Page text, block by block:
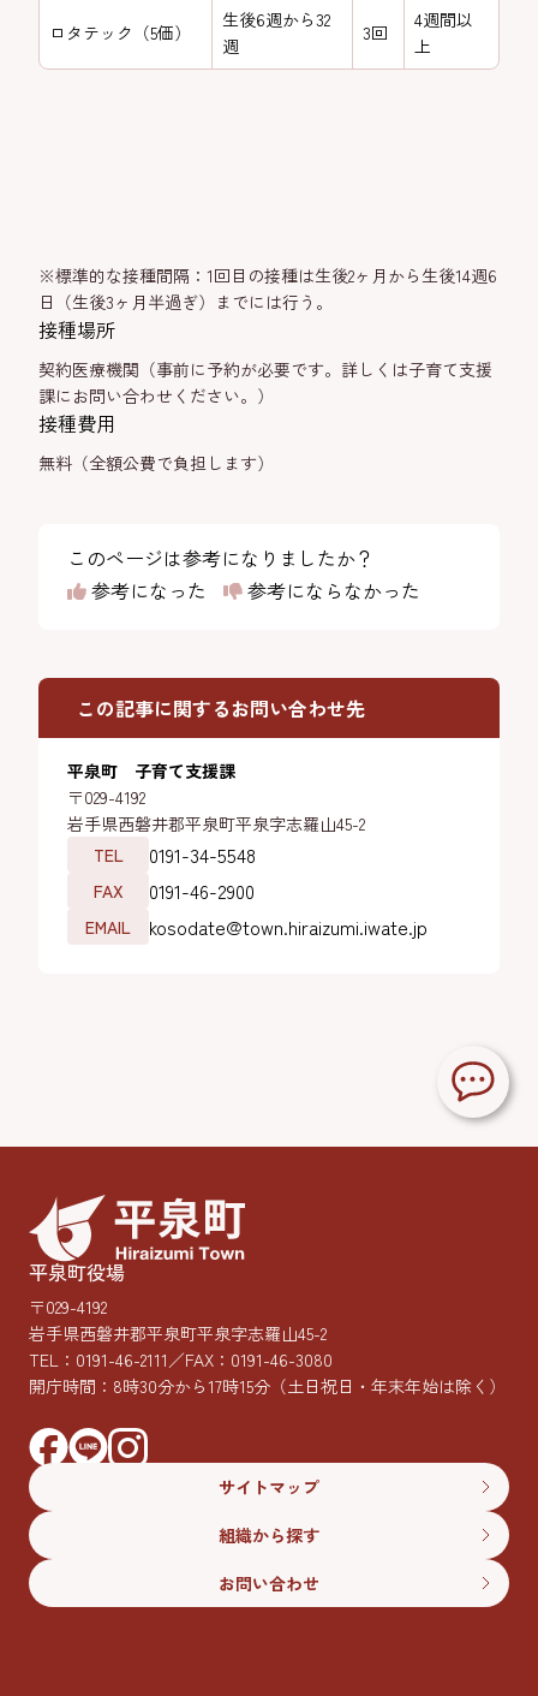
ロタテック（5価）
生後6週から32
週
3回
4週間以
上
※標準的な接種間隔：1回目の接種は生後2ヶ月から生後14週6
日（生後3ヶ月半過ぎ）までには行う。
接種場所
契約医療機関（事前に予約が必要です。詳しくは子育て支援
課にお問い合わせください。）
接種費用
無料（全額公費で負担します）
このページは参考になりましたか？
参考になった
参考にならなかった
この記事に関するお問い合わせ先
平泉町 子育て支援課
〒029-4192
岩手県西磐井郡平泉町平泉字志羅山45-2
TEL
0191-34-5548
FAX 0191-46-2900
EMAIL kosodate@town.hiraizumi.iwate.jp
平泉町役場
〒029-4192
岩手県西磐井郡平泉町平泉字志羅山45-2
TEL： 0191-46-2111／FAX：0191-46-3080
開庁時間：8時30分から17時15分 （土日祝日・年末年始は除く）
サイトマップ
組織から探す
お問い合わせ